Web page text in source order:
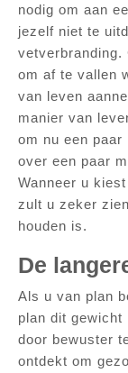
nodig om aan
jezelf niet te
vetverbranding.
om af te vallen
van leven
manier van
om nu een
over een paar
Wanneer u
zult u zeker
houden is.
De
Als u van plan
plan dit
door bewuster
ontdekt om